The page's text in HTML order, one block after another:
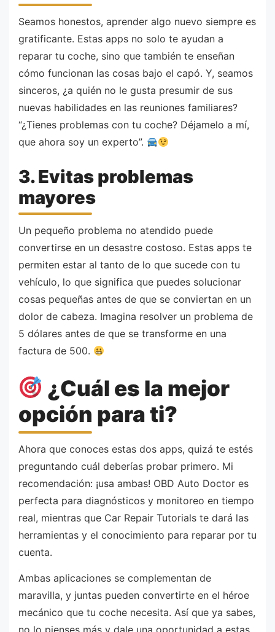
Seamos honestos, aprender algo nuevo siempre es
gratificante. Estas apps no solo te ayudan a
reparar tu coche, sino que también te enseñan
cómo funcionan las cosas bajo el capó. Y, seamos
sinceros, ¿a quién no le gusta presumir de sus
nuevas habilidades en las reuniones familiares?
“¿Tienes problemas con tu coche? Déjamelo a mí,
que ahora soy un experto”.
3. Evitas problemas
mayores
Un pequeño problema no atendido puede
convertirse en un desastre costoso. Estas apps te
permiten estar al tanto de lo que sucede con tu
vehículo, lo que significa que puedes solucionar
cosas pequeñas antes de que se conviertan en un
dolor de cabeza. Imagina resolver un problema de
5 dólares antes de que se transforme en una
factura de 500.
¿Cuál es la mejor
opción para ti?
Ahora que conoces estas dos apps, quizá te estés
preguntando cuál deberías probar primero. Mi
recomendación: ¡usa ambas! OBD Auto Doctor es
perfecta para diagnósticos y monitoreo en tiempo
real, mientras que Car Repair Tutorials te dará las
herramientas y el conocimiento para reparar por tu
cuenta.
Ambas aplicaciones se complementan de
maravilla, y juntas pueden convertirte en el héroe
mecánico que tu coche necesita. Así que ya sabes,
no lo pienses más y dale una oportunidad a estas